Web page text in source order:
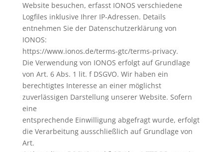
Website besuchen, erfasst IONOS verschiedene
Logfiles inklusive Ihrer IP-Adressen. Details
entnehmen Sie der Datenschutzerklärung von
IONOS:
https://www.ionos.de/terms-gtc/terms-privacy.
Die Verwendung von IONOS erfolgt auf Grundlage
von Art. 6 Abs. 1 lit. f DSGVO. Wir haben ein
berechtigtes Interesse an einer möglichst
zuverlässigen Darstellung unserer Website. Sofern
eine
entsprechende Einwilligung abgefragt wurde, erfolgt
die Verarbeitung ausschließlich auf Grundlage von
Art.